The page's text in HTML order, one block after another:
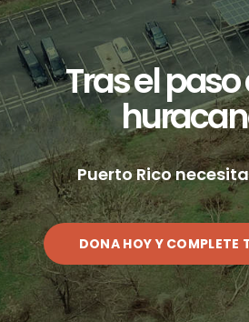
Tras el
Puerto Rico
DONA HOY Y COMPLETE